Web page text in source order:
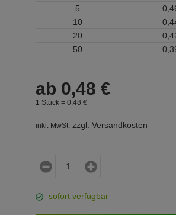
5
0,
10
0,
20
0,
50
0,
ab 0,48 €
1 Stück = 0, 48 €
inkl. MwSt. zzgl. Versandkosten
sofort verfügbar